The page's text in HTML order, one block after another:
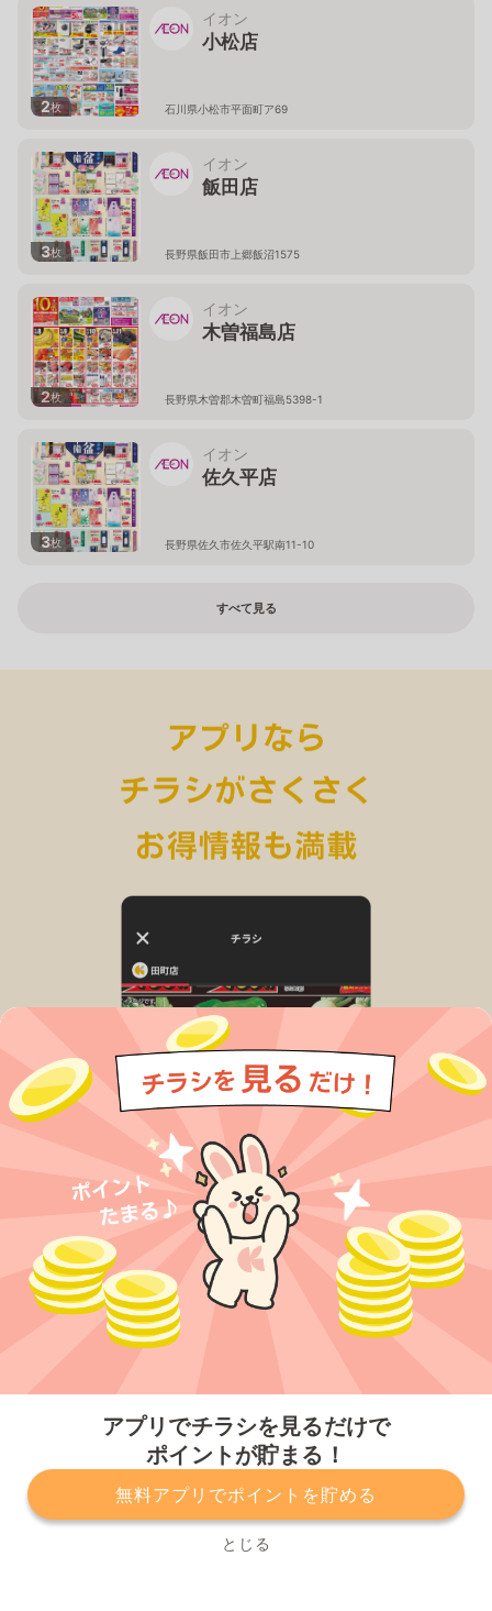
アプリでチラシを見るだけで
ポイントが貯まる！
無料アプリでポイントを貯める
とじる
2枚
イオン
小松店
石川県小松市平面町ア69
3枚
イオン
飯田店
長野県飯田市上郷飯沼1575
2枚
イオン
木曽福島店
長野県木曽郡木曽町福島5398-1
3枚
イオン
佐久平店
長野県佐久市佐久平駅南11-10
すべて見る
プライバシーポリシー 利用規約
運営会社
サービスに関してのお問い合わせ